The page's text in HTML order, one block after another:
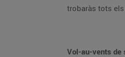
trobaràs tots
Vol-au-vents de